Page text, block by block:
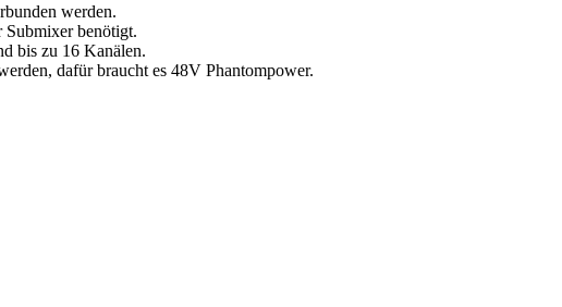
werden.
benötigt.
bis zu 16 Kanälen.
dafür braucht es 48V Phantompower.